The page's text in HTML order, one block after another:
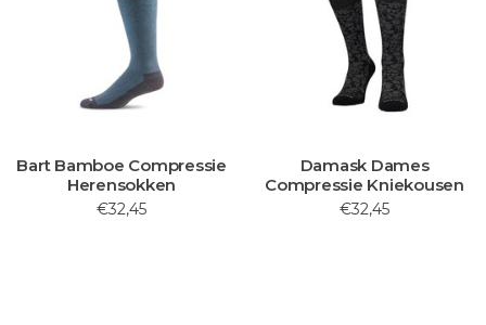
Bart Bamboe Compressie
Herensokken
€32,45
Damask Dames
Compressie Kniekousen
€32,45